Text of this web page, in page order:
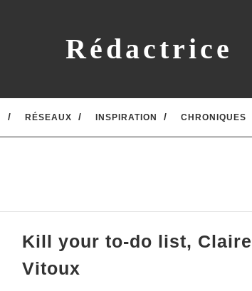
Rédactrice
RÉSEAUX INSPIRATION CHRONIQUES
Kill your to-do list, Claire
Vitoux